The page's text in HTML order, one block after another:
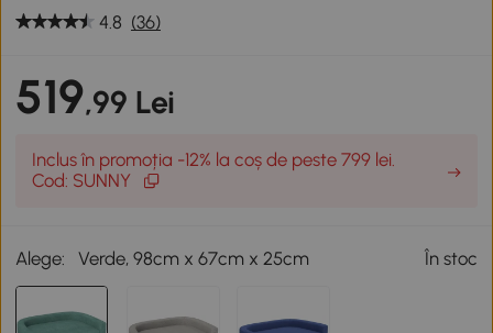
4.8 (36)
519,99 Lei
Inclus în promoția -12% la coș de peste 799 lei.
Cod: SUNNY
Alege: Verde, 98cm x 67cm x 25cm În stoc